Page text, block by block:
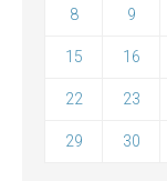
8 9
15 16
22 23
29 30